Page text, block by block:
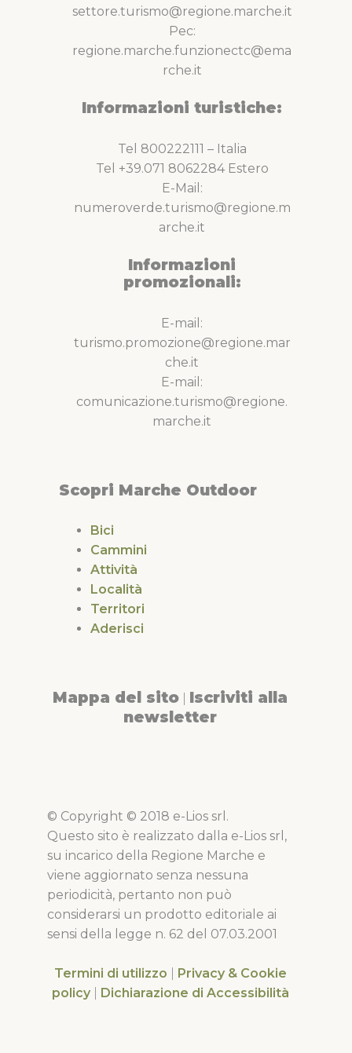
settore.turismo@regione.marche.it
Pec:
regione.marche.funzionectc@ema
rche.it
Informazioni turistiche:
Tel 800222111 – Italia
Tel +39.071 8062284 Estero
E-Mail:
numeroverde.turismo@regione.m
arche.it
Informazioni
promozionali:
E-mail:
turismo.promozione@regione.mar
che.it
E-mail:
comunicazione.turismo@regione.
marche.it
Scopri Marche Outdoor
Bici
Cammini
Attività
Località
Territori
Aderisci
Mappa del sito Iscriviti alla
newsletter
© Copyright © 2018 e-Lios srl.
Questo sito è realizzato dalla e-Lios srl,
su incarico della Regione Marche e
viene aggiornato senza nessuna
periodicità, pertanto non può
considerarsi un prodotto editoriale ai
sensi della legge n. 62 del 07.03.2001
Termini di utilizzo
Privacy & Cookie
policy
Dichiarazione di Accessibilità